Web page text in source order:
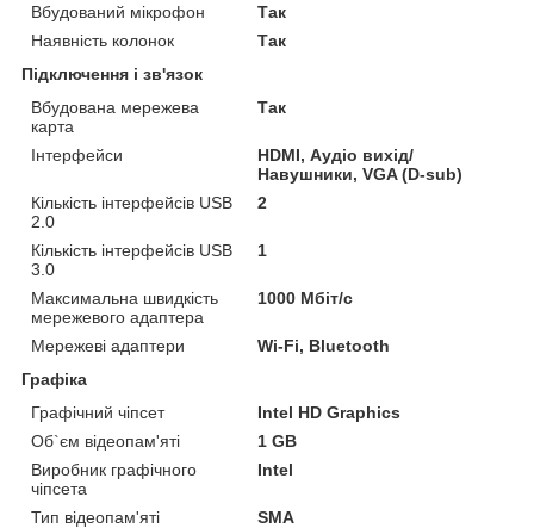
Вбудований мікрофон
Так
Наявність колонок
Так
Підключення і зв'язок
Вбудована мережева
карта
Так
Інтерфейси
HDMI, Аудіо вихід/
Навушники, VGA (D-sub)
Кількість інтерфейсів USB
2.0
2
Кількість інтерфейсів USB
3.0
1
Максимальна швидкість
мережевого адаптера
1000 Мбіт/с
Мережеві адаптери
Wi-Fi, Bluetooth
Графіка
Графічний чіпсет
Intel HD Graphics
Об`єм відеопам'яті
1 GB
Виробник графічного
чіпсета
Intel
Тип відеопам'яті
SMA